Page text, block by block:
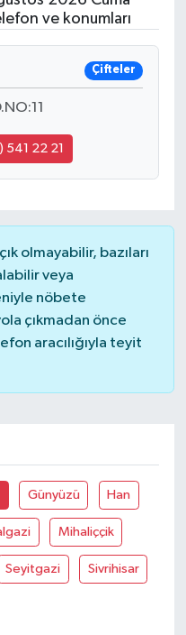
ve konumları
Çifteler
541 22 21
olmayabilir, bazıları
veya
nöbete
çıkmadan önce
aracılığıyla teyit
Günyüzü Han
Mihaliççik
Seyitgazi Sivrihisar